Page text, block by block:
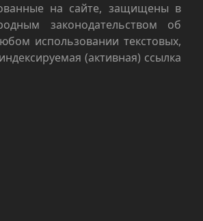
на сайте, защищены в
законодательством об
использовании текстовых,
(активная) ссылка